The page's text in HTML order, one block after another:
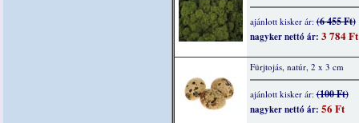
ajánlott kisker ár:(6 455 Ft)
nagyker nettó ár: 3 784 Ft
Fürjtojás, natúr, 2 x 3 cm
ajánlott kisker ár:(100 Ft)
nagyker nettó ár: 56 Ft